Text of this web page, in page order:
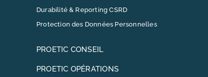
Durabilité & Reporting CSRD
Protection des Données Personnelles
PROETIC CONSEIL
PROETIC OPÉRATIONS